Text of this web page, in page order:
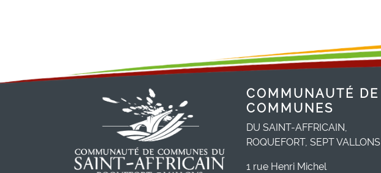
COMMUNAUTÉ DE
COMMUNES
DU SAINT-AFFRICAIN,
ROQUEFORT, SEPT VALLONS
1 rue Henri Michel